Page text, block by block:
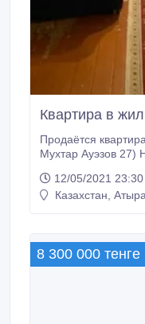
Квартира в
Продаётся
Мухтар Ауэзов 27) Напротив стадиона Мунайши
площадь составляет:
есть:Рестораны,
спокойные.
12/05/2021 23:30
Казахстан,
8 300 000 тенге